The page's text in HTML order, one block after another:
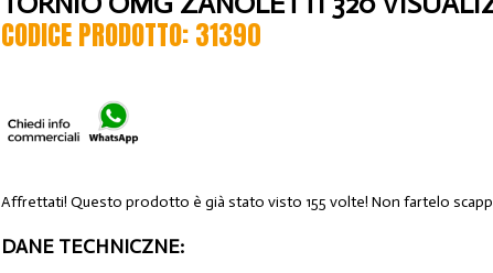
CODICE PRODOTTO: 31390
Affrettati! Questo prodotto è già stato visto 155 volte! Non fartelo
DANE TECHNICZNE: